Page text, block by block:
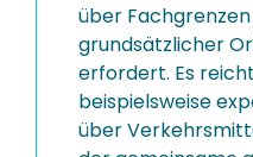
über
grundsätzlicher
erfordert. Es
beispielsweise
über